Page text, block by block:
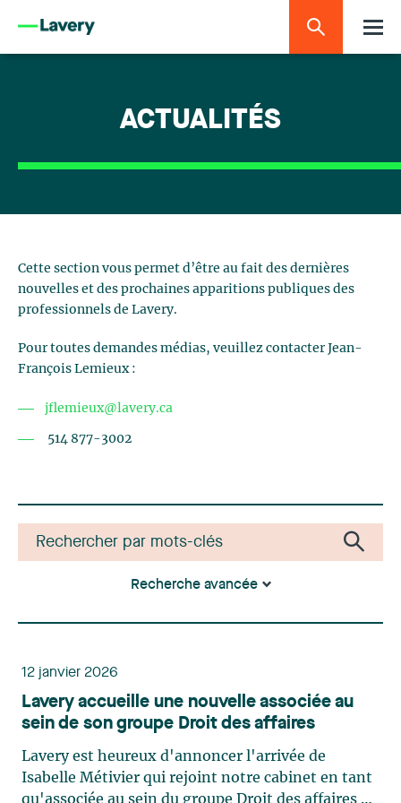
ACTUALITÉS
Cette section vous permet d’être au fait des dernières
nouvelles et des prochaines apparitions publiques des
professionnels de Lavery.
Pour toutes demandes médias, veuillez contacter Jean-
François Lemieux :
jflemieux@lavery.ca
514 877-3002
Recherche avancée
12 janvier 2026
Lavery accueille une nouvelle associée au
sein de son groupe Droit des affaires
Lavery est heureux d'annoncer l'arrivée de
Isabelle Métivier qui rejoint notre cabinet en tant
qu'associée au sein du groupe Droit des affaires et